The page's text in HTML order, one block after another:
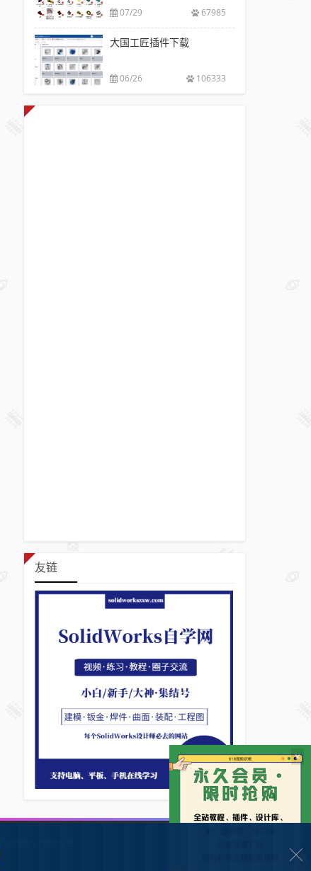
07/29 67985
大国工匠插件下载
06/26 106333
友链
号
×